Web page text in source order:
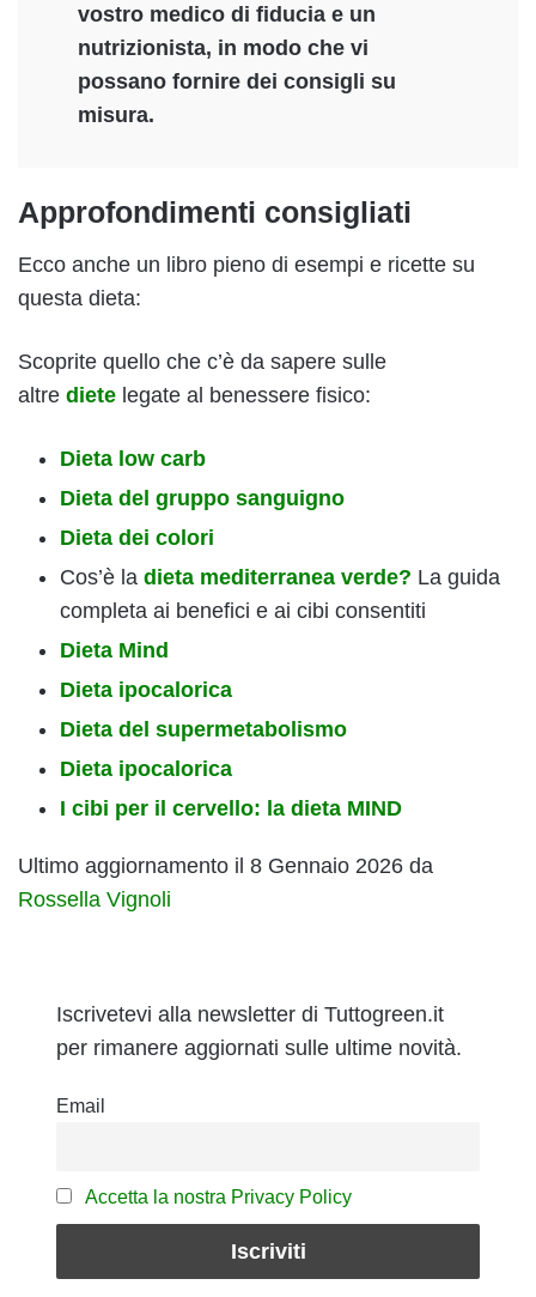
vostro medico di fiducia e un
nutrizionista, in modo che vi
possano fornire dei consigli su
misura.
Approfondimenti consigliati
Ecco anche un libro pieno di esempi e ricette su
questa dieta:
Scoprite quello che c’è da sapere sulle
altre diete legate al benessere fisico:
Dieta low carb
Dieta del gruppo sanguigno
Dieta dei colori
Cos’è la dieta mediterranea verde? La guida
completa ai benefici e ai cibi consentiti
Dieta Mind
Dieta ipocalorica
Dieta del supermetabolismo
Dieta ipocalorica
I cibi per il cervello: la dieta MIND
Ultimo aggiornamento il 8 Gennaio 2026 da
Rossella Vignoli
Iscrivetevi alla newsletter di Tuttogreen.it
per rimanere aggiornati sulle ultime novità.
Email
Accetta la nostra Privacy Policy